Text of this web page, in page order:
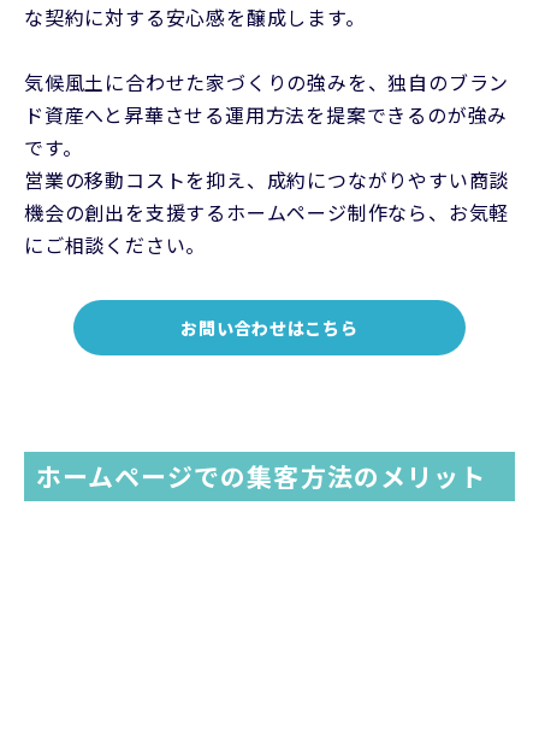
な契約に対する安心感を醸成します。
気候風土に合わせた家づくりの強みを、独自のブラン
ド資産へと昇華させる運用方法を提案できるのが強み
です。
営業の移動コストを抑え、成約につながりやすい商談
機会の創出を支援するホームページ制作なら、お気軽
にご相談ください。
お問い合わせはこちら
ホームページでの集客方法のメリット